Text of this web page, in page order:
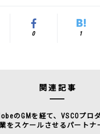
0 1
関連記事
のGMを経て、VSCOプロ
をスケールさせるパートナ